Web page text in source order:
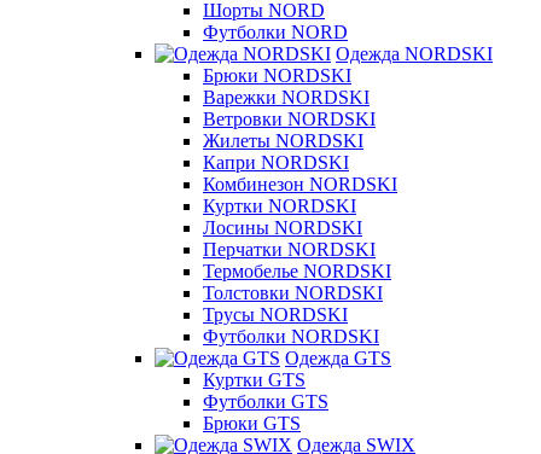
Шорты NORD
Футболки NORD
Одежда NORDSKI
Брюки NORDSKI
Варежки NORDSKI
Ветровки NORDSKI
Жилеты NORDSKI
Капри NORDSKI
Комбинезон NORDSKI
Куртки NORDSKI
Лосины NORDSKI
Перчатки NORDSKI
Термобелье NORDSKI
Толстовки NORDSKI
Трусы NORDSKI
Футболки NORDSKI
Одежда GTS
Куртки GTS
Футболки GTS
Брюки GTS
Одежда SWIX